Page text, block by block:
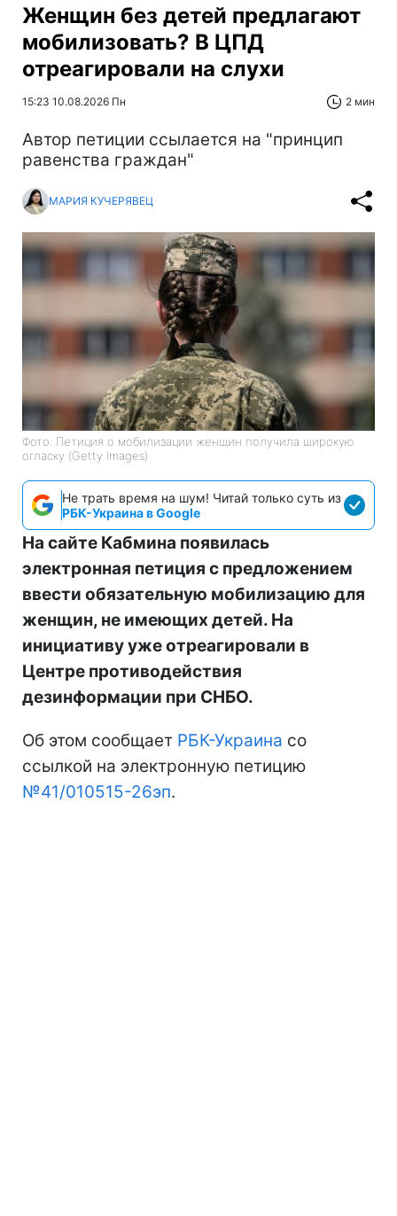
Женщин без детей предлагают
мобилизовать? В ЦПД
отреагировали на слухи
15:23 10.08.2026 Пн 2 мин
Автор петиции ссылается на "принцип
равенства граждан"
МАРИЯ КУЧЕРЯВЕЦ
Фото: Петиция о мобилизации женщин получила широкую
огласку (Getty Images)
Не трать время на шум! Читай только суть из
РБК-Украина в Google
На сайте Кабмина появилась
электронная петиция с предложением
ввести обязательную мобилизацию для
женщин, не имеющих детей. На
инициативу уже отреагировали в
Центре противодействия
дезинформации при СНБО.
Об этом сообщает РБК-Украина со
ссылкой на электронную петицию
№41/010515-26эп.